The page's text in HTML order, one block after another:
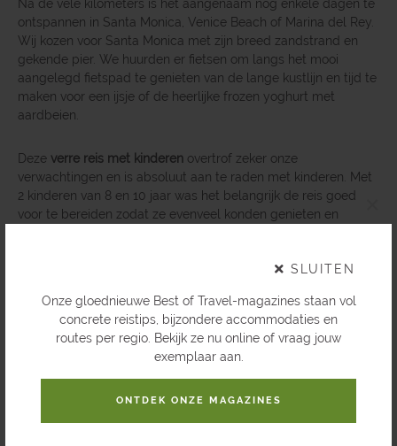
SLUITEN
Onze gloednieuwe Best of Travel-magazines staan vol
concrete reistips, bijzondere accommodaties en
routes per regio. Bekijk ze nu online of vraag jouw
exemplaar aan.
ONTDEK ONZE MAGAZINES
Na de vele kilometers is het aangenaam nog enkele dagen te
ontspannen in Santa Monica, Venice Beach of Marina del Rey.
Wij kozen voor Santa Monica met zijn breed zandstrand en
gekende pier. We huurden er fietsen om langs het mooi
aangelegd fietspad te genieten van de lange kustlijn en tijd te
maken voor een ijsje of de heerlijke frozen yoghurt met
aardbeien.
Deze verre reis met kinderen overtrof zeker onze
verwachtingen en is absoluut aan te raden met kinderen. Met
2 kinderen van 8 en 10 jaar was het belangrijk de reis goed
voor te bereiden zodat ze evenveel konden genieten en
Wil jij ook hiernaartoe? Klik danhier